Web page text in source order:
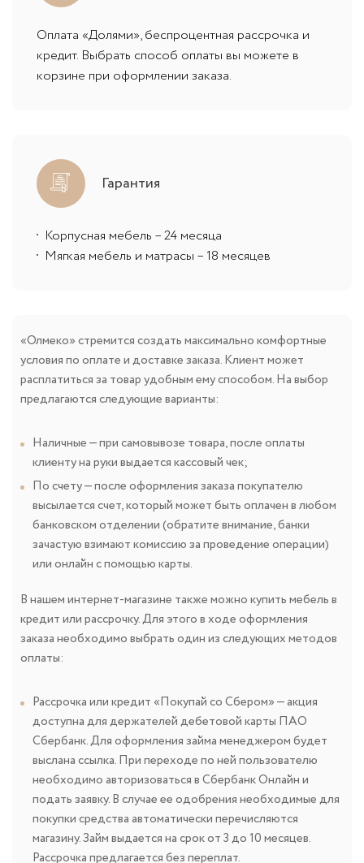
Оплата «Долями», беспроцентная рассрочка и
кредит. Выбрать способ оплаты вы можете в
корзине при оформлении заказа.
Гарантия
Корпусная мебель – 24 месяца
Мягкая мебель и матрасы – 18 месяцев
«Олмеко» стремится создать максимально комфортные
условия по оплате и доставке заказа. Клиент может
расплатиться за товар удобным ему способом. На выбор
предлагаются следующие варианты:
Наличные — при самовывозе товара, после оплаты
клиенту на руки выдается кассовый чек;
По счету — после оформления заказа покупателю
высылается счет, который может быть оплачен в любом
банковском отделении (обратите внимание, банки
зачастую взимают комиссию за проведение операции)
или онлайн с помощью карты.
В нашем интернет-магазине также можно купить мебель в
кредит или рассрочку. Для этого в ходе оформления
заказа необходимо выбрать один из следующих методов
оплаты:
Рассрочка или кредит «Покупай со Сбером» — акция
доступна для держателей дебетовой карты ПАО
Сбербанк. Для оформления займа менеджером будет
выслана ссылка. При переходе по ней пользователю
необходимо авторизоваться в Сбербанк Онлайн и
подать заявку. В случае ее одобрения необходимые для
покупки средства автоматически перечисляются
магазину. Займ выдается на срок от 3 до 10 месяцев.
Рассрочка предлагается без переплат.